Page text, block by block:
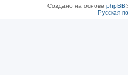
Создано на основе phpBB
Русская